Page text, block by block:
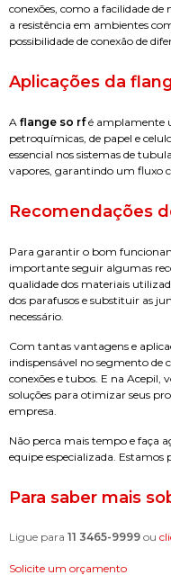
conexões, como a facilidade
a resistência em ambientes
possibilidade de conexão de
Aplicações da
A flange so rfé amplamente
petroquímicas, de papel e
essencial nos sistemas de
vapores, garantindo um fluxo
Recomendações
Para garantir o bom
importante seguir algumas
qualidade dos materiais
dos parafusos e substituir as
necessário.
Com tantas vantagens e
indispensável no segmento de
conexões e tubos. E na Acepil,
soluções para otimizar seus
empresa.
Não perca mais tempo e faça
equipe especializada. Estamos
Para saber mais
Ligue para 11 3465-9999 ou
Solicite um orçamento